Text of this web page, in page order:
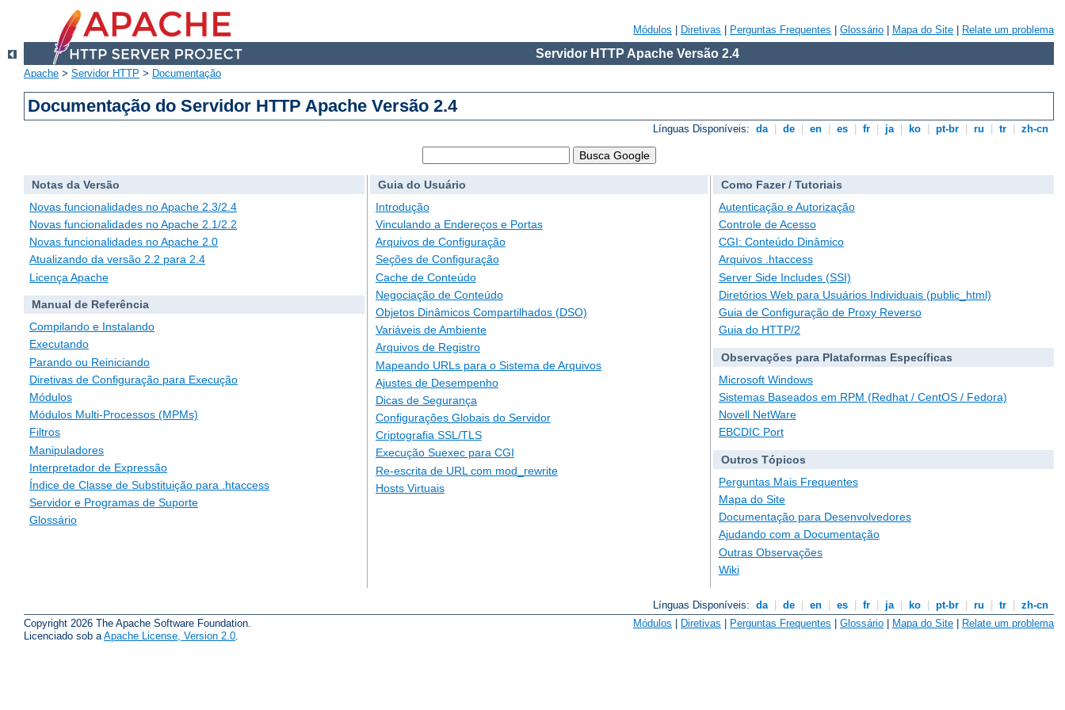
Módulos Diretivas Perguntas Frequentes Glossário Mapa do Site Relate um problema
Servidor HTTP Apache Versão 2.4
Apache > Servidor HTTP > Documentação
Documentação do Servidor HTTP Apache Versão 2.4
Línguas Disponíveis: da de en es fr ja ko pt-br ru tr zh-cn
Notas da Versão
Novas funcionalidades no Apache 2.3/2.4
Novas funcionalidades no Apache 2.1/2.2
Novas funcionalidades no Apache 2.0
Atualizando da versão 2.2 para 2.4
Licença Apache
Manual de Referência
Compilando e Instalando
Executando
Parando ou Reiniciando
Diretivas de Configuração para Execução
Módulos
Módulos Multi-Processos (MPMs)
Filtros
Manipuladores
Interpretador de Expressão
Índice de Classe de Substituição para .htaccess
Servidor e Programas de Suporte
Glossário
Guia do Usuário
Introdução
Vinculando a Endereços e Portas
Arquivos de Configuração
Seções de Configuração
Cache de Conteúdo
Negociação de Conteúdo
Objetos Dinâmicos Compartilhados (DSO)
Variáveis de Ambiente
Arquivos de Registro
Mapeando URLs para o Sistema de Arquivos
Ajustes de Desempenho
Dicas de Segurança
Configurações Globais do Servidor
Criptografia SSL/TLS
Execução Suexec para CGI
Re-escrita de URL com mod_rewrite
Hosts Virtuais
Como Fazer / Tutoriais
Autenticação e Autorização
Controle de Acesso
CGI: Conteúdo Dinâmico
Arquivos .htaccess
Server Side Includes (SSI)
Diretórios Web para Usuários Individuais (public_html)
Guia de Configuração de Proxy Reverso
Guia do HTTP/2
Observações para Plataformas Específicas
Microsoft Windows
Sistemas Baseados em RPM (Redhat / CentOS / Fedora)
Novell NetWare
EBCDIC Port
Outros Tópicos
Perguntas Mais Frequentes
Mapa do Site
Documentação para Desenvolvedores
Ajudando com a Documentação
Outras Observações
Wiki
Línguas Disponíveis: da de en es fr ja ko pt-br ru tr
zh-cn
Copyright 2026 The Apache Software Foundation.
Licenciado sob a Apache License, Version 2.0
Módulos | Diretivas | Perguntas Frequentes | Glossário | Mapa do Site | Relate um problema